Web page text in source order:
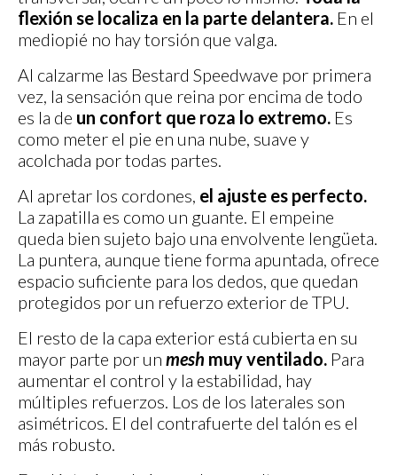
flexión se localiza en la parte delantera. En el
mediopié no hay torsión que valga.
Al calzarme las Bestard Speedwave por primera
vez, la sensación que reina por encima de todo
es la de un confort que roza lo extremo. Es
como meter el pie en una nube, suave y
acolchada por todas partes.
Al apretar los cordones, el ajuste es perfecto.
La zapatilla es como un guante. El empeine
queda bien sujeto bajo una envolvente lengüeta.
La puntera, aunque tiene forma apuntada, ofrece
espacio suficiente para los dedos, que quedan
protegidos por un refuerzo exterior de TPU.
El resto de la capa exterior está cubierta en su
mayor parte por un mesh muy ventilado. Para
aumentar el control y la estabilidad, hay
múltiples refuerzos. Los de los laterales son
asimétricos. El del contrafuerte del talón es el
más robusto.